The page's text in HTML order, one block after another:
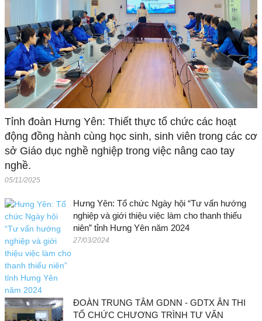
Tỉnh đoàn Hưng Yên: Thiết thực tổ chức các hoạt
động đồng hành cùng học sinh, sinh viên trong các cơ
sở Giáo dục nghề nghiệp trong việc nâng cao tay
nghề.
05/11/2025
Hưng Yên: Tổ chức Ngày hội “Tư vấn hướng
nghiệp và giới thiệu việc làm cho thanh thiếu
niên” tỉnh Hưng Yên năm 2024
27/03/2024
ĐOÀN TRUNG TÂM GDNN - GDTX ÂN THI
TỔ CHỨC CHƯƠNG TRÌNH TƯ VẤN